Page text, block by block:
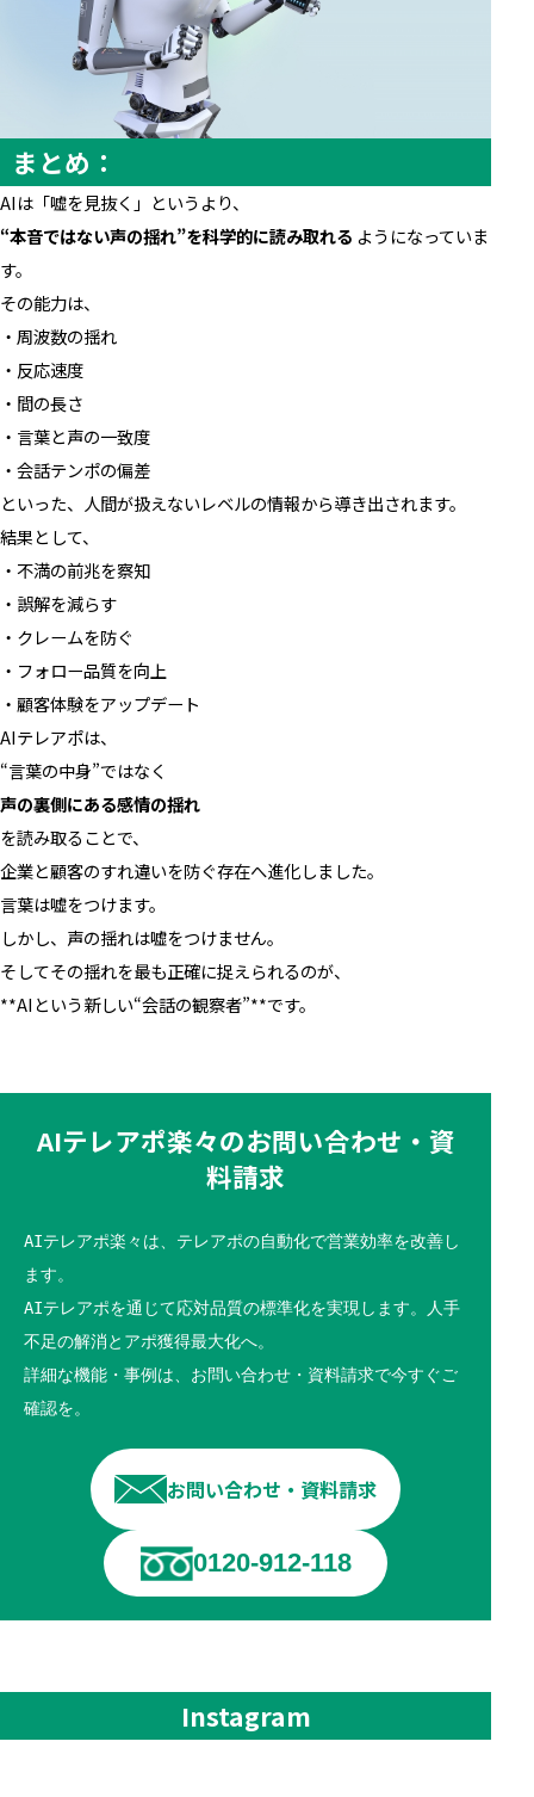
まとめ：
AIは「嘘を見抜く」というより、
“本音ではない声の揺れ”を科学的に読み取れる ようになっていま
す。
その能力は、
・周波数の揺れ
・反応速度
・間の長さ
・言葉と声の一致度
・会話テンポの偏差
といった、人間が扱えないレベルの情報から導き出されます。
結果として、
・不満の前兆を察知
・誤解を減らす
・クレームを防ぐ
・フォロー品質を向上
・顧客体験をアップデート
AIテレアポは、
“言葉の中身”ではなく
声の裏側にある感情の揺れ
を読み取ることで、
企業と顧客のすれ違いを防ぐ存在へ進化しました。
言葉は嘘をつけます。
しかし、声の揺れは嘘をつけません。
そしてその揺れを最も正確に捉えられるのが、
**AIという新しい“会話の観察者”**です。
AIテレアポ楽々のお問い合わせ・資
料請求
AIテレアポ楽々は、テレアポの自動化で営業効率を改善し
ます。
AIテレアポを通じて応対品質の標準化を実現します。人手
不足の解消とアポ獲得最大化へ。
詳細な機能・事例は、お問い合わせ・資料請求で今すぐご
確認を。
お問い合わせ・資料請求
0120-912-118
Instagram